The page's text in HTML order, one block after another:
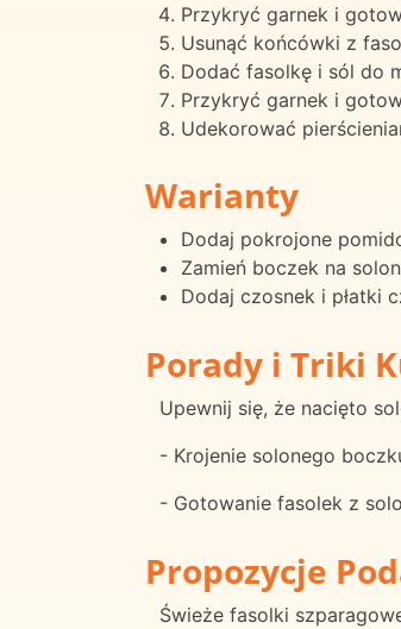
Przykryć garnek i
Usunąć końcówki z
Dodać fasolkę i sól do
Przykryć garnek i
Udekorować
Warianty
Dodaj pokrojone
Zamień boczek na
Dodaj czosnek i płatki
Porady i Triki
Upewnij się, że nacięto
- Krojenie solonego
- Gotowanie fasolek z
Propozycje
Świeże fasolki